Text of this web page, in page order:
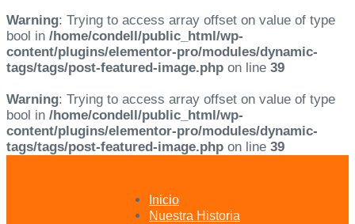
Warning: Trying to access array offset on value of type
bool in /home/condell/public_html/wp-
content/plugins/elementor-pro/modules/dynamic-
tags/tags/post-featured-image.php on line 39
Warning: Trying to access array offset on value of type
bool in /home/condell/public_html/wp-
content/plugins/elementor-pro/modules/dynamic-
tags/tags/post-featured-image.php on line 39
Inicio
Nuestra Historia